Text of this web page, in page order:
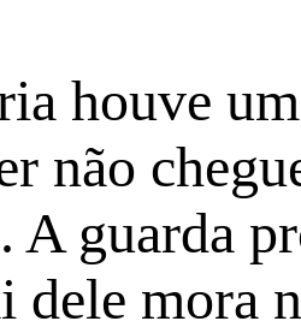
houve
não
A guarda
dele mora